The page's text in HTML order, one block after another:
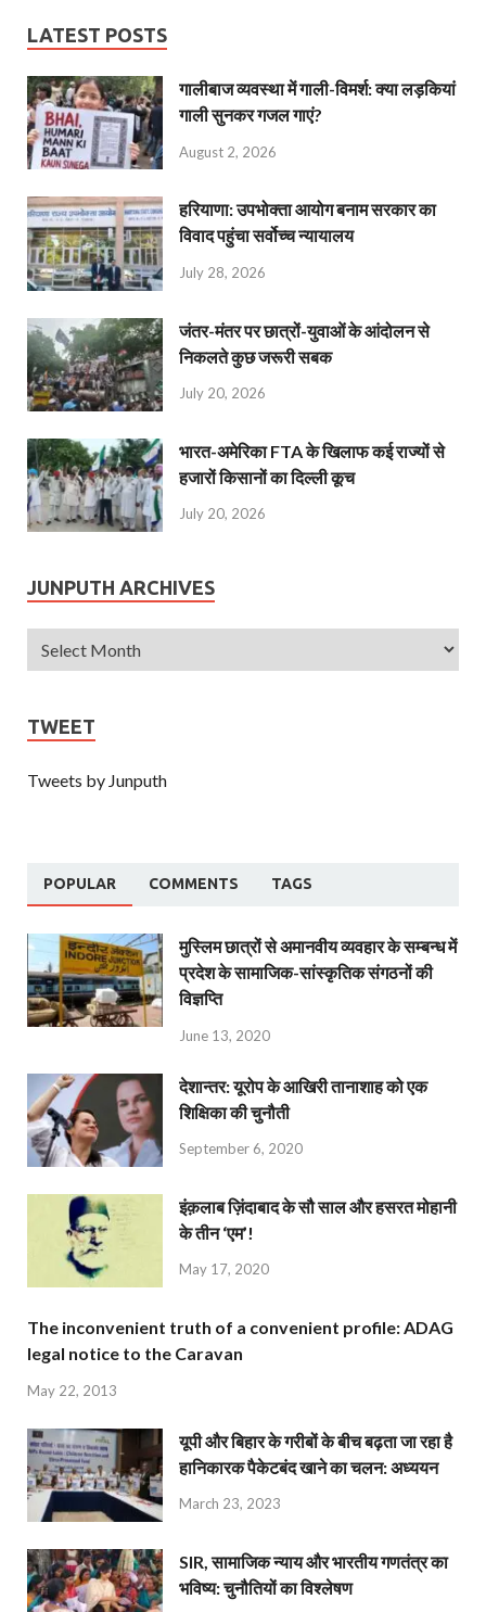
LATEST POSTS
गालीबाज व्‍यवस्‍था में गाली-विमर्श: क्या लड़कियां
गाली सुनकर गजल गाएं?
August 2, 2026
हरियाणा: उपभोक्ता आयोग बनाम सरकार का
विवाद पहुंचा सर्वोच्च न्यायालय
July 28, 2026
जंतर-मंतर पर छात्रों-युवाओं के आंदोलन से
निकलते कुछ जरूरी सबक
July 20, 2026
भारत-अमेरिका FTA के खिलाफ कई राज्यों से
हजारों किसानों का दिल्ली कूच
July 20, 2026
JUNPUTH ARCHIVES
TWEET
Tweets by Junputh
POPULAR COMMENTS TAGS
मुस्लिम छात्रों से अमानवीय व्यवहार के सम्बन्ध में
प्रदेश के सामाजिक-सांस्कृतिक संगठनों की
विज्ञप्ति
June 13, 2020
देशान्‍तर: यूरोप के आखिरी तानाशाह को एक
शिक्षिका की चुनौती
September 6, 2020
इंक़लाब ज़िंदाबाद के सौ साल और हसरत मोहानी
के तीन ‘एम’!
May 17, 2020
The inconvenient truth of a convenient profile: ADAG
legal notice to the Caravan
May 22, 2013
यूपी और बिहार के गरीबों के बीच बढ़ता जा रहा है
हानिकारक पैकेटबंद खाने का चलन: अध्ययन
March 23, 2023
SIR, सामाजिक न्याय और भारतीय गणतंत्र का
भविष्य: चुनौतियों का विश्लेषण